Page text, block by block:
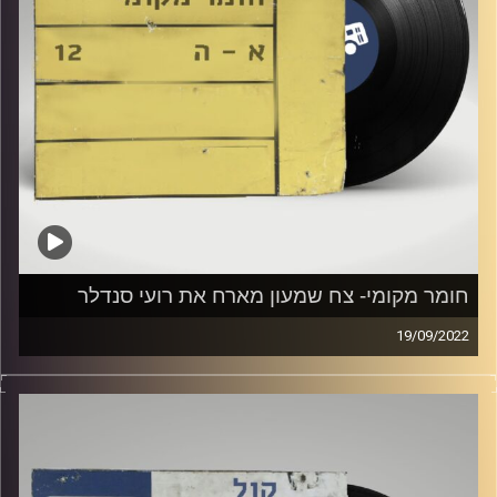
חומר מקומי- צח שמעון מארח את רועי סנדלר
19/09/2022
שעה של מוזיקה ישראלית עם צח שמעון
Elior Buchnik